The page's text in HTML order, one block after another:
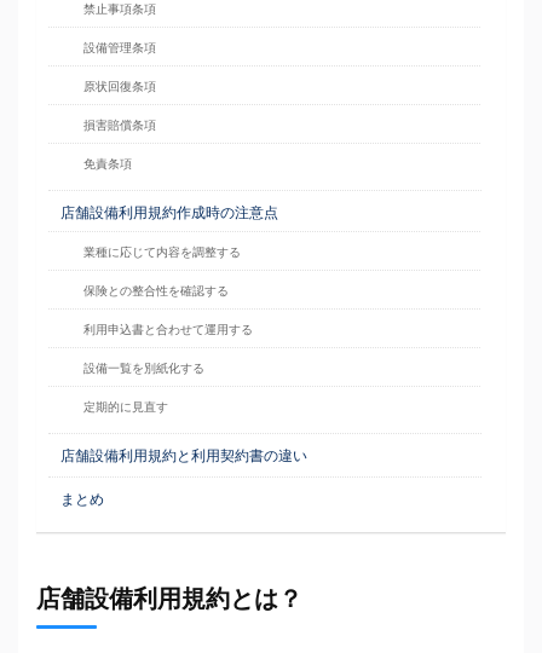
禁止事項条項
設備管理条項
原状回復条項
損害賠償条項
免責条項
店舗設備利用規約作成時の注意点
業種に応じて内容を調整する
保険との整合性を確認する
利用申込書と合わせて運用する
設備一覧を別紙化する
定期的に見直す
店舗設備利用規約と利用契約書の違い
まとめ
店舗設備利用規約とは？